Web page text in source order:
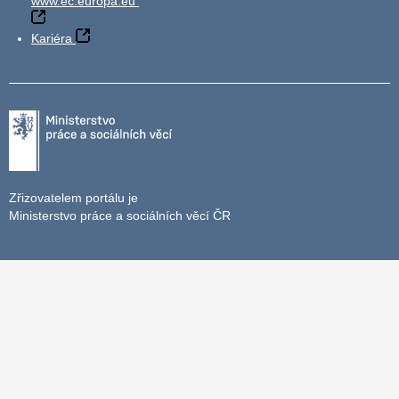
Kariéra
Zřizovatelem portálu je
Ministerstvo práce a sociálních věcí ČR